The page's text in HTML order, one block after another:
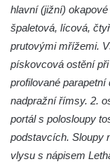
Zámek Údlice
Vánoční dům
Zámek Litvínov
Zámek
Kříž u kostela
u zámku
Zámek Liběchov
hlavní (jižní)
špaletová, lícová,
prutovými mřížemi.
pískovcová ostění
profilované
nadpražní římsy. 2.
portál s polosloupy
podstavcích. Sloupy
vlysu s nápisem